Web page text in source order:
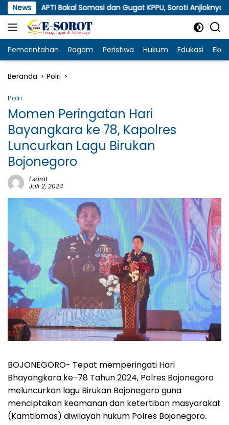
Langsung
ke
konten
News
Bakal Somasi dan Gugat KPPU, Soroti Anjloknya Harga
Pemerintahan Ragam Peristiwa Hukum Edukasi
Beranda Polri
Polri
Momen Peringatan Hari
Bayangkara ke 78, Kapolres
Luncurkan Lagu Birukan
Bojonegoro
Esorot
Juli 2, 2024
BOJONEGORO- Tepat memperingati Hari
Bhayangkara ke-78 Tahun 2024, Polres Bojonegoro
meluncurkan lagu Birukan Bojonegoro guna
menciptakan keamanan dan ketertiban masyarakat
(Kamtibmas) diwilayah hukum Polres Bojonegoro.